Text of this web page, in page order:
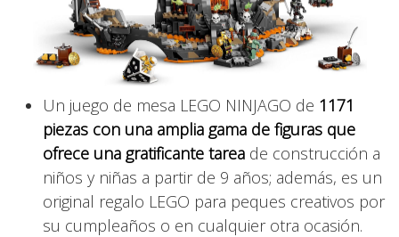
Un juego de mesa LEGO NINJAGO de 1171
piezas con una amplia gama de figuras que
ofrece una gratificante tarea de construcción a
niños y niñas a partir de 9 años; además, es un
original regalo LEGO para peques creativos por
su cumpleaños o en cualquier otra ocasión.